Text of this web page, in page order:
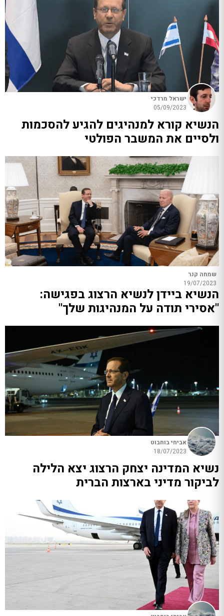
ישראל מרדכי
05/09/2023
הנשיא קורא למנהיגים להגיע להסכמות
ולסיים את המשבר הפולטי
שמחה קנר
19/07/2023
הנשיא ביידן לנשיא הרצוג בפגישה:
"אסירי תודה על המנהיגות שלך"
אביחי בוחבוט
18/07/2023
נשיא המדינה יצחק הרצוג יצא הלילה
לביקור מדיני בארצות הברית